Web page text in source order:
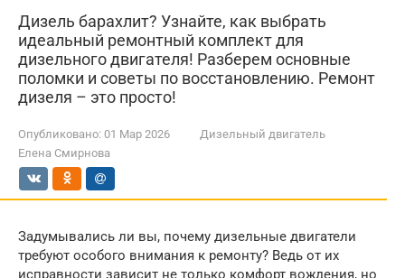
Дизель барахлит? Узнайте, как выбрать
идеальный ремонтный комплект для
дизельного двигателя! Разберем основные
поломки и советы по восстановлению. Ремонт
дизеля – это просто!
Опубликовано: 01 Мар 2026
Дизельный двигатель
Елена Смирнова
Задумывались ли вы, почему дизельные двигатели
требуют особого внимания к ремонту? Ведь от их
исправности зависит не только комфорт вождения, но